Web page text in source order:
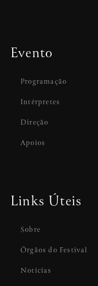
Evento
Programação
Intérpretes
Direção
Apoios
Links Úteis
Sobre
Órgãos do Festival
Notícias